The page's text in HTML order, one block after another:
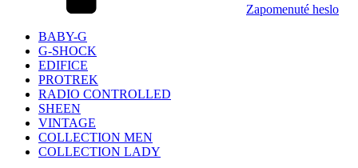
Zapomenuté heslo
BABY-G
G-SHOCK
EDIFICE
PROTREK
RADIO CONTROLLED
SHEEN
VINTAGE
COLLECTION MEN
COLLECTION LADY